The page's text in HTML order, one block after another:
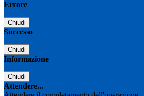
Errore
Chiudi
Successo
Chiudi
Informazione
Chiudi
Attendere...